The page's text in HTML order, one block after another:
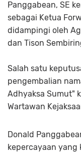
Panggabean, SE
sebagai Ketua
didampingi oleh
dan Tison
Salah satu
pengembalian
Adhyaksa Sumut"
Wartawan
Donald
kepercayaan yang